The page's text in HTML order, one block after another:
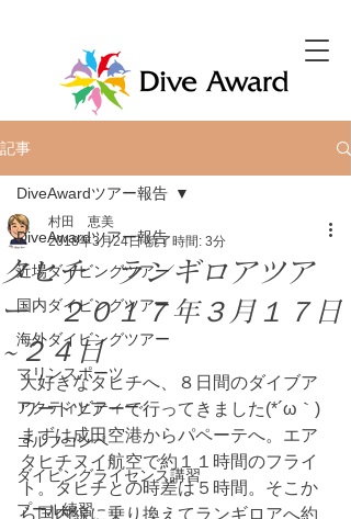
記事
DiveAwardツアー報告
近場ダイビングツアー
国内ダイビングツアー
海外ダイビングツアー
マリンスポーツ
アクティビティー
ゴルフコンペ
ダイビングライセンス講習
プール練習
DiveAwardツアー報告
タヒチ ランギロアツア
ー ２０１７年３月１７日
~２４日
村田 恵美
2018年3月24日 読了時間: 3分
大好きなタヒチへ、８日間のダイブア
ワードツアーで行ってきました(*´ω｀)
まずは成田空港からパペーテへ。エア
タヒチヌイ航空で約１１時間のフライ
ト。タヒチとの時差は５時間。そこか
ら国内線に乗り換えてランギロアへ約